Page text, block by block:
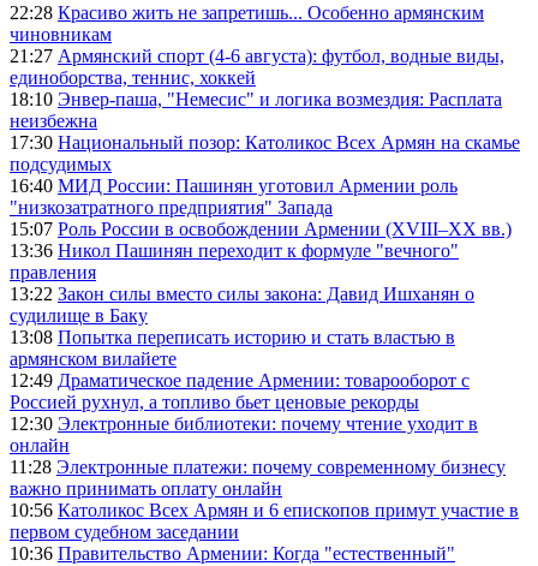
22:28 Красиво жить не запретишь... Особенно армянским
чиновникам
21:27 Армянский спорт (4-6 августа): футбол, водные виды,
единоборства, теннис, хоккей
18:10 Энвер-паша, "Немесис" и логика возмездия: Расплата
неизбежна
17:30 Национальный позор: Католикос Всех Армян на скамье
подсудимых
16:40 МИД России: Пашинян уготовил Армении роль
"низкозатратного предприятия" Запада
15:07 Роль России в освобождении Армении (XVIII–XX вв.)
13:36 Никол Пашинян переходит к формуле "вечного"
правления
13:22 Закон силы вместо силы закона: Давид Ишханян о
судилище в Баку
13:08 Попытка переписать историю и стать властью в
армянском вилайете
12:49 Драматическое падение Армении: товарооборот с
Россией рухнул, а топливо бьет ценовые рекорды
12:30 Электронные библиотеки: почему чтение уходит в
онлайн
11:28 Электронные платежи: почему современному бизнесу
важно принимать оплату онлайн
10:56 Католикос Всех Армян и 6 епископов примут участие в
первом судебном заседании
10:36 Правительство Армении: Когда "естественный"